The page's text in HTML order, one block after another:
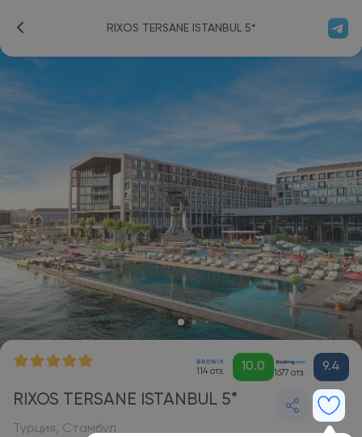
RIXOS TERSANE ISTANBUL 5*
114 отз. 10.0 1677 отз. 9.4
RIXOS TERSANE ISTANBUL 5*
Турция, Стамбул